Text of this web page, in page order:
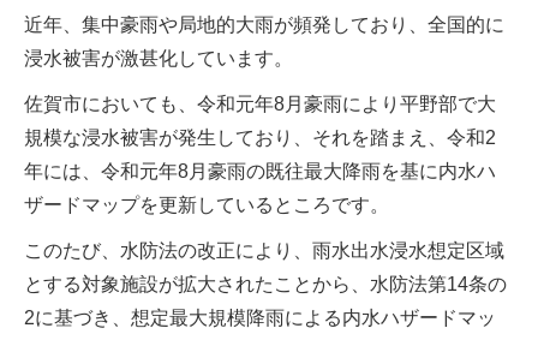
近年、集中豪雨や局地的大雨が頻発しており、全国的に
浸水被害が激甚化しています。
佐賀市においても、令和元年8月豪雨により平野部で大
規模な浸水被害が発生しており、それを踏まえ、令和2
年には、令和元年8月豪雨の既往最大降雨を基に内水ハ
ザードマップを更新しているところです。
このたび、水防法の改正により、雨水出水浸水想定区域
とする対象施設が拡大されたことから、水防法第14条の
2に基づき、想定最大規模降雨による内水ハザードマッ